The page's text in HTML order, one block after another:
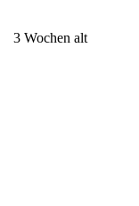
3 Wochen alt